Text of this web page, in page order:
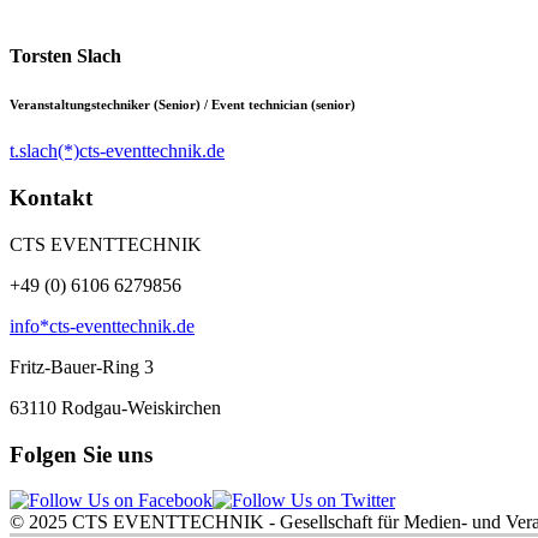
Torsten Slach
Veranstaltungstechniker (Senior) / Event technician (senior)
t.slach(*)cts-eventtechnik.de
Kontakt
CTS EVENTTECHNIK
+49 (0) 6106 6279856
info*cts-eventtechnik.de
Fritz-Bauer-Ring 3
63110 Rodgau-Weiskirchen
Folgen Sie uns
© 2025 CTS EVENTTECHNIK - Gesellschaft für Medien- und